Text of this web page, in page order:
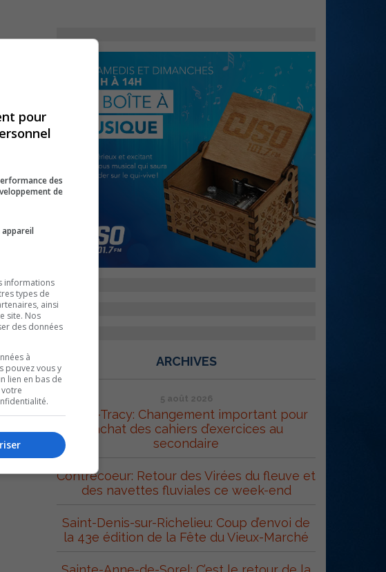
mettant en
grand
la diffuser
de
ARCHIVES
5 août 2026
Sorel-Tracy: Changement important pour
l’achat des cahiers d’exercices au
secondaire
Contrecoeur: Retour des Virées du fleuve et
des navettes fluviales ce week-end
Saint-Denis-sur-Richelieu: Coup d’envoi de
la 43e édition de la Fête du Vieux-Marché
pour
des
de
informations
types de
ainsi
site. Nos
des données
à
pouvez vous y
lien en bas de